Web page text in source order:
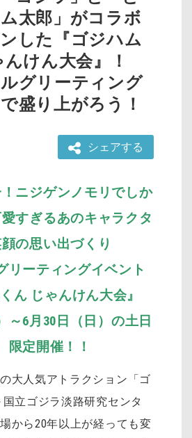
太郎」がコラボ
した『ゴジハム
けん大会』！
グリーティング
盛り上がろう！
シェアする
ニジゲンノモリでしか
すぎるあのキャラクタ
の思い出づくり
リーティングイベント
ん じゃんけん大会』
～6月30日（日）の土日
定開催！！
大人気アトラクション「ゴ
立ゴジラ淡路研究センタ
から20年以上が経っても変